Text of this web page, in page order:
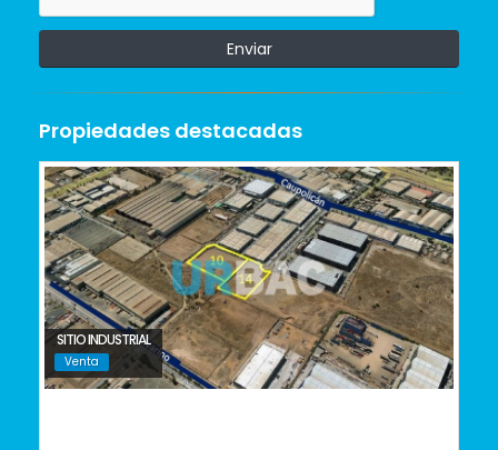
Enviar
Propiedades destacadas
SITIO INDUSTRIAL
Venta